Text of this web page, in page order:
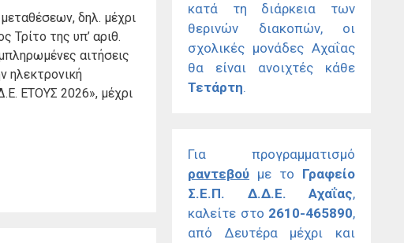
δηλ. μέχρι
Τρίτο της υπ’ αριθ.
αιτήσεις
ηλεκτρονική
ΕΤΟΥΣ 2026», μέχρι
κατά τη διάρκεια των
θερινών διακοπών, οι
σχολικές μονάδες Αχαΐας
θα είναι ανοιχτές κάθε
Τετάρτη.
Για προγραμματισμό
ραντεβού με το Γραφείο
Σ.Ε.Π. Δ.Δ.Ε. Αχαΐας,
καλείτε στο 2610-465890,
από Δευτέρα μέχρι και